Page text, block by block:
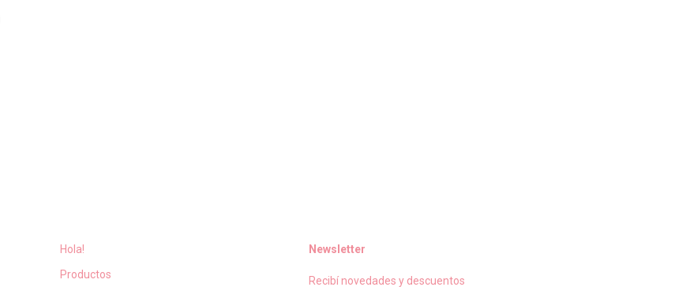
Hola!
Productos
Newsletter
Recibí novedades y descuentos